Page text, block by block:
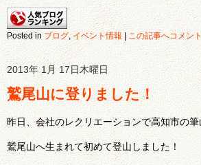
Posted in ブログ,イベント情報| この記事へコメン
2013年 1月 17日木曜日
鷲尾山に登りました！
昨日、会社のレクリエーションで高知市の筆
鷲尾山へ生まれて初めて登山しました！